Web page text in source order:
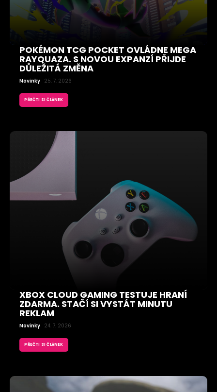
POKÉMON TCG POCKET OVLÁDNE MEGA
RAYQUAZA. S NOVOU EXPANZÍ PŘIJDE
DŮLEŽITÁ ZMĚNA
Novinky 25. 7. 2026
PŘEČTI SI ČLÁNEK
XBOX CLOUD GAMING TESTUJE HRANÍ
ZDARMA. STAČÍ SI VYSTÁT MINUTU
REKLAM
Novinky 24. 7. 2026
PŘEČTI SI ČLÁNEK